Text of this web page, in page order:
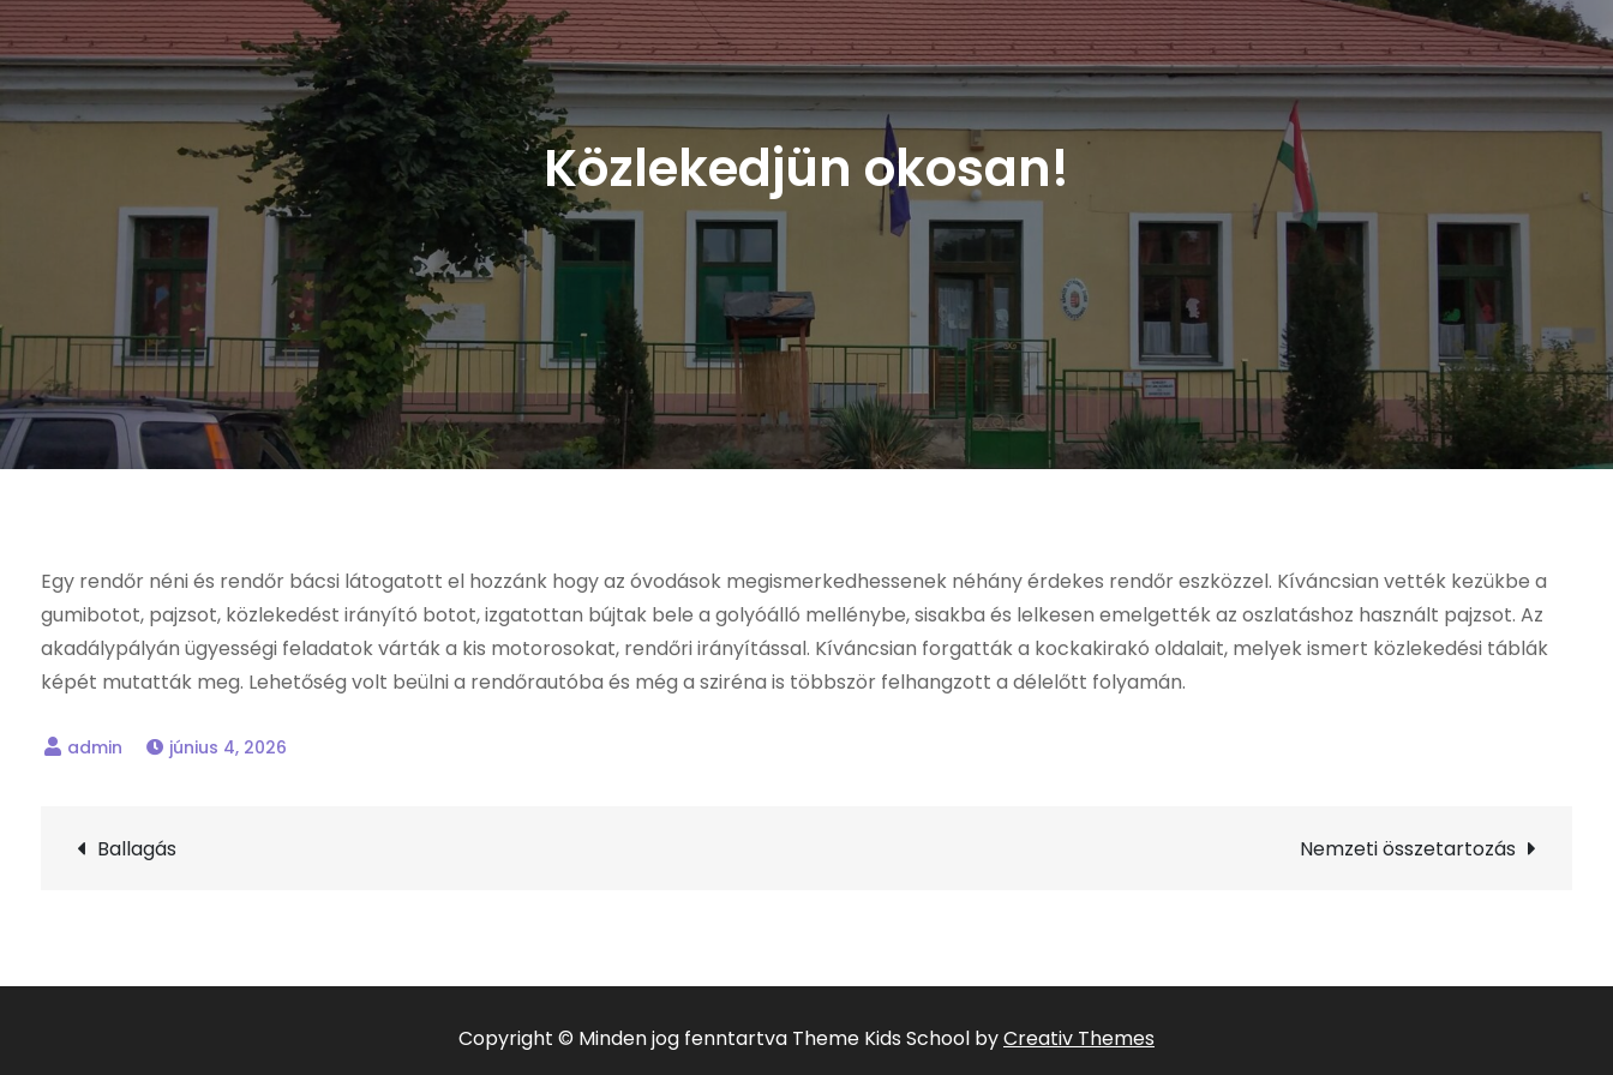
Közlekedjün okosan!
Egy rendőr néni és rendőr bácsi látogatott el hozzánk hogy az óvodások megismerkedhessenek néhány érdekes rendőr eszközzel. Kíváncsian vették kezükbe a
gumibotot, pajzsot, közlekedést irányító botot, izgatottan bújtak bele a golyóálló mellénybe, sisakba és lelkesen emelgették az oszlatáshoz használt pajzsot. Az
akadálypályán ügyességi feladatok várták a kis motorosokat, rendőri irányítással. Kíváncsian forgatták a kockakirakó oldalait, melyek ismert közlekedési táblák
képét mutatták meg. Lehetőség volt beülni a rendőrautóba és még a sziréna is többször felhangzott a délelőtt folyamán.
június 4, 2026
Bejegyzés
Ballagás Nemzeti összetartozás
Copyright © Minden jog fenntartva Theme Kids School byCreativ Themes